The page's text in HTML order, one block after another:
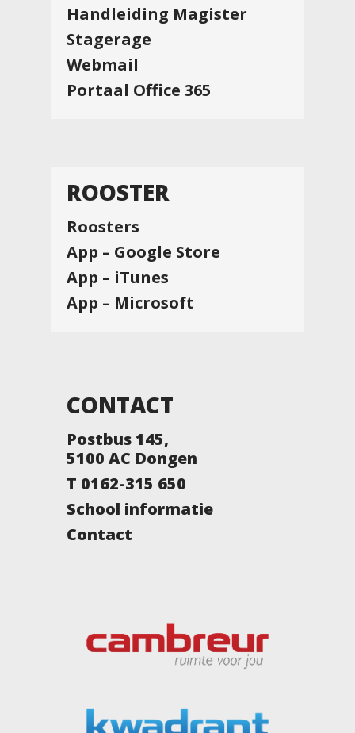
Handleiding Magister
Stagerage
Webmail
Portaal Office 365
ROOSTER
Roosters
App – Google Store
App – iTunes
App – Microsoft
CONTACT
Postbus 145,
5100 AC Dongen
T 0162-315 650
School informatie
Contact